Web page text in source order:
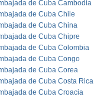
de Cuba Cambodia
de Cuba Chile
de Cuba China
de Cuba Chipre
de Cuba Colombia
de Cuba Congo
de Cuba Corea
de Cuba Costa Rica
de Cuba Croacia